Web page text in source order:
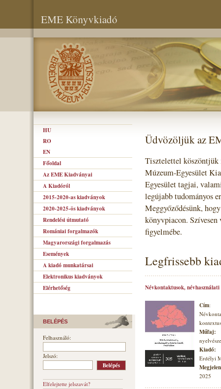
EME Könyvkiadó
HU
RO
EN
Főoldal
Az EME Kiadványai
A Kiadóról
2015-2020-as kiadványok
2020-2025-ös kiadványok
Rendelési útmutató
Romániai forgalmazók
Magyarországi forgalmazás
Események
A kiadó munkatársai
Elektronikus kiadványok
Elérhetőség
BELÉPÉS
Felhasználó:
Jelszó:
Elfelejtette jelszavát?
Üdvözöljük az
Tisztelettel köszöntjük
Múzeum-Egyesület
Egyesület tagjai,
legújabb tudományos
Meggyőződésünk,
könyvpiacon.
figyelmébe.
Legfrissebb
Névkontaktusok,
Cím:
Műfaj:
Kiadó:
Erdélyi
2025